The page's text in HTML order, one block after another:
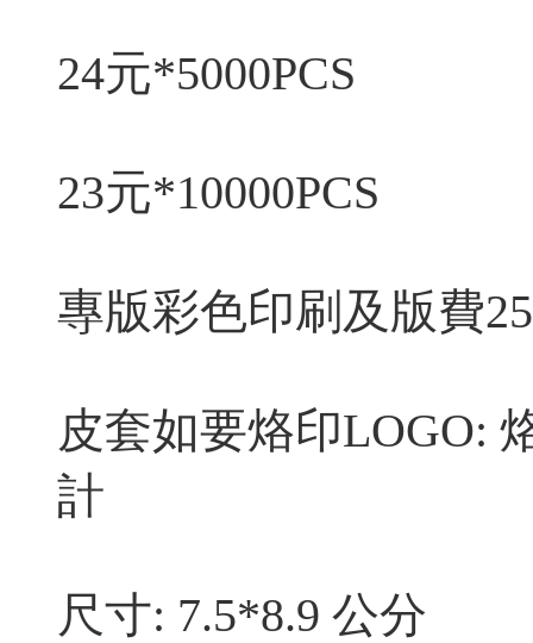
24元*5000PCS
23元*10000PCS
專版彩色印刷及版費
皮套如要烙印LOGO:
計
尺寸: 7.5*8.9 公分